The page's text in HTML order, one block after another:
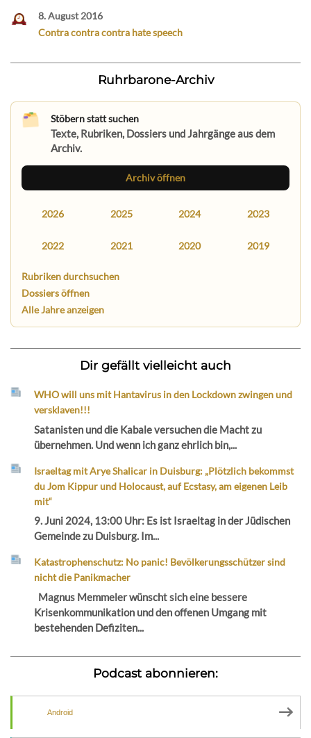
8. August 2016
Contra contra contra hate speech
Ruhrbarone-Archiv
Stöbern statt suchen
Texte, Rubriken, Dossiers und Jahrgänge aus dem
Archiv.
Archiv öffnen
2026 2025 2024 2023
2022 2021 2020 2019
Rubriken durchsuchen
Dossiers öffnen
Alle Jahre anzeigen
Dir gefällt vielleicht auch
WHO will uns mit Hantavirus in den Lockdown zwingen und
versklaven!!!
Satanisten und die Kabale versuchen die Macht zu
übernehmen. Und wenn ich ganz ehrlich bin,...
Israeltag mit Arye Shalicar in Duisburg: „Plötzlich bekommst
du Jom Kippur und Holocaust, auf Ecstasy, am eigenen Leib
mit“
9. Juni 2024, 13:00 Uhr: Es ist Israeltag in der Jüdischen
Gemeinde zu Duisburg. Im...
Katastrophenschutz: No panic! Bevölkerungsschützer sind
nicht die Panikmacher
Magnus Memmeler wünscht sich eine bessere
Krisenkommunikation und den offenen Umgang mit
bestehenden Defiziten...
Podcast abonnieren:
Android